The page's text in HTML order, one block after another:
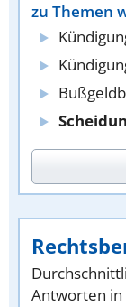
zu Themen
Antworten